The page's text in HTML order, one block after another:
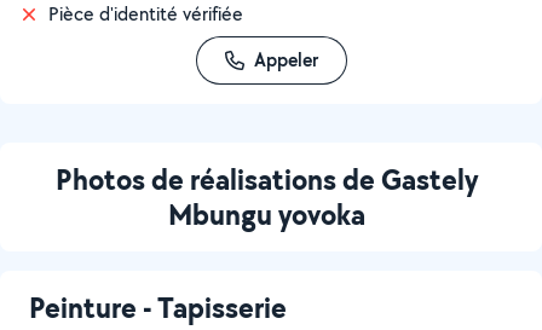
Pièce d'identité vérifiée
Appeler
Photos de réalisations de Gastely
Mbungu yovoka
Peinture - Tapisserie